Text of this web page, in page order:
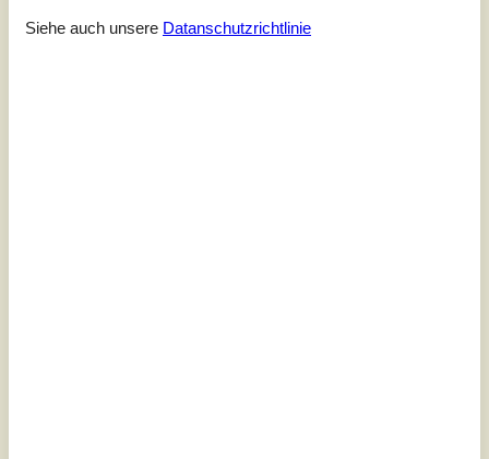
Siehe auch unsere Datanschutzrichtlinie